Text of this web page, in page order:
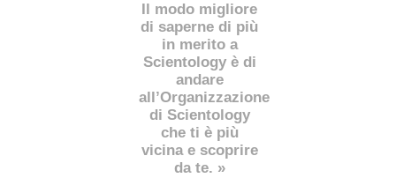
Il modo migliore
di saperne di più
in merito a
Scientology è di
andare
all’Organizzazione
di Scientology
che ti è più
vicina e scoprire
da te. »